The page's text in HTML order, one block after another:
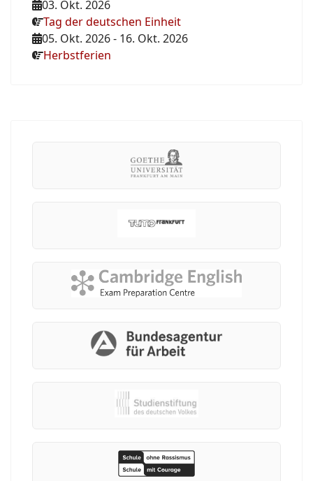
03. Okt. 2026
Tag der deutschen Einheit
05. Okt. 2026- 16. Okt. 2026
Herbstferien